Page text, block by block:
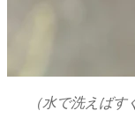
（水で洗えばす